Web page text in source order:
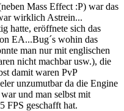
Mass Effect :P) war das
wirklich Astrein...
hatte, eröffnete sich das
EA...Bug´s wohin das
man nur mit englischen
nicht machbar usw.), die
damit waren PvP
unzumutbar da die Engine
und man selbst mit
FPS geschafft hat.